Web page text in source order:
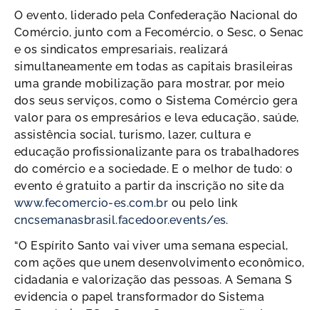
O evento, liderado pela Confederação Nacional do
Comércio, junto com a Fecomércio, o Sesc, o Senac
e os sindicatos empresariais, realizará
simultaneamente em todas as capitais brasileiras
uma grande mobilização para mostrar, por meio
dos seus serviços, como o Sistema Comércio gera
valor para os empresários e leva educação, saúde,
assistência social, turismo, lazer, cultura e
educação profissionalizante para os trabalhadores
do comércio e a sociedade. E o melhor de tudo: o
evento é gratuito a partir da inscrição no site da
www.fecomercio-es.com.br ou pelo link
cncsemanasbrasil.facedoor.events/es.
“O Espírito Santo vai viver uma semana especial,
com ações que unem desenvolvimento econômico,
cidadania e valorização das pessoas. A Semana S
evidencia o papel transformador do Sistema